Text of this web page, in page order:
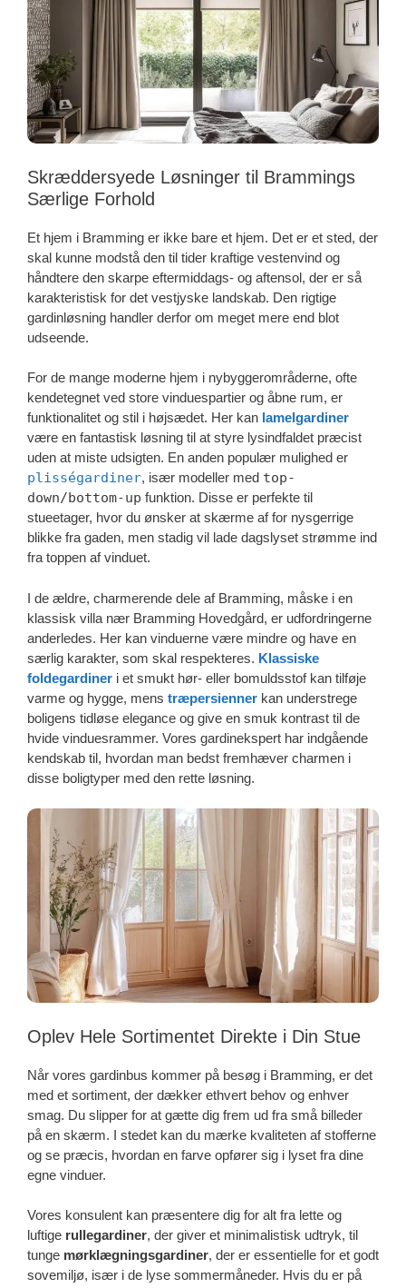
Skræddersyede Løsninger til Brammings
Særlige Forhold
Et hjem i Bramming er ikke bare et hjem. Det er et sted, der
skal kunne modstå den til tider kraftige vestenvind og
håndtere den skarpe eftermiddags- og aftensol, der er så
karakteristisk for det vestjyske landskab. Den rigtige
gardinløsning handler derfor om meget mere end blot
udseende.
For de mange moderne hjem i nybyggerområderne, ofte
kendetegnet ved store vinduespartier og åbne rum, er
funktionalitet og stil i højsædet. Her kan lamelgardiner
være en fantastisk løsning til at styre lysindfaldet præcist
uden at miste udsigten. En anden populær mulighed er
plisségardiner, især modeller med top-
down/bottom-up funktion. Disse er perfekte til
stueetager, hvor du ønsker at skærme af for nysgerrige
blikke fra gaden, men stadig vil lade dagslyset strømme ind
fra toppen af vinduet.
I de ældre, charmerende dele af Bramming, måske i en
klassisk villa nær Bramming Hovedgård, er udfordringerne
anderledes. Her kan vinduerne være mindre og have en
særlig karakter, som skal respekteres. Klassiske
foldegardiner i et smukt hør- eller bomuldsstof kan tilføje
varme og hygge, mens træpersienner kan understrege
boligens tidløse elegance og give en smuk kontrast til de
hvide vinduesrammer. Vores gardinekspert har indgående
kendskab til, hvordan man bedst fremhæver charmen i
disse boligtyper med den rette løsning.
Oplev Hele Sortimentet Direkte i Din Stue
Når vores gardinbus kommer på besøg i Bramming, er det
med et sortiment, der dækker ethvert behov og enhver
smag. Du slipper for at gætte dig frem ud fra små billeder
på en skærm. I stedet kan du mærke kvaliteten af stofferne
og se præcis, hvordan en farve opfører sig i lyset fra dine
egne vinduer.
Vores konsulent kan præsentere dig for alt fra lette og
luftige rullegardiner, der giver et minimalistisk udtryk, til
tunge mørklægningsgardiner, der er essentielle for et godt
sovemiljø, især i de lyse sommermåneder. Hvis du er på